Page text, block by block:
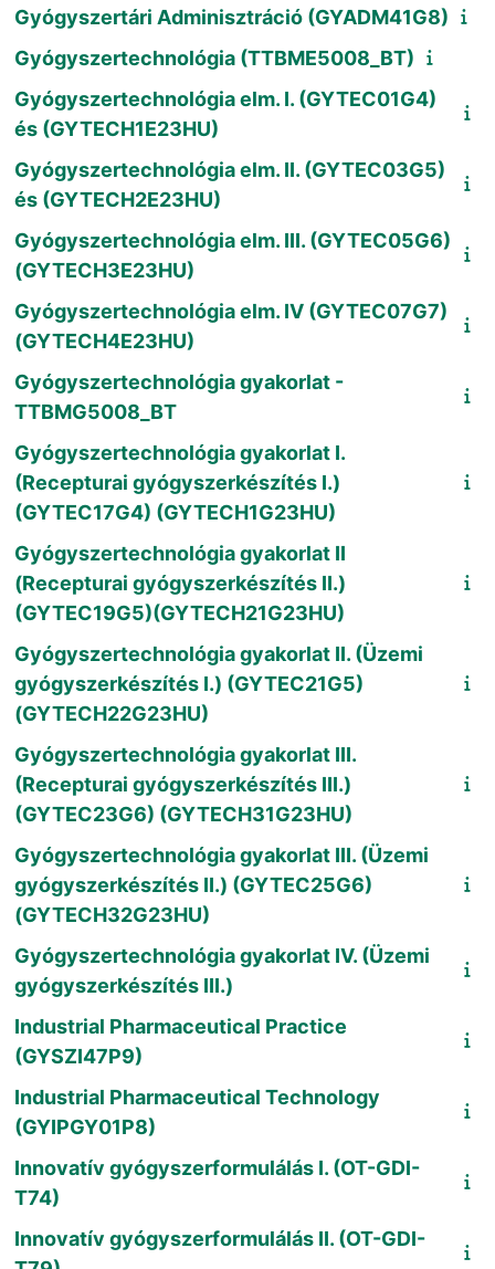
Gyógyszertári Adminisztráció (GYADM41G8)
Gyógyszertechnológia (TTBME5008_BT)
Gyógyszertechnológia elm. I. (GYTEC01G4)
és (GYTECH1E23HU)
Gyógyszertechnológia elm. II. (GYTEC03G5)
és (GYTECH2E23HU)
Gyógyszertechnológia elm. III. (GYTEC05G6)
(GYTECH3E23HU)
Gyógyszertechnológia elm. IV (GYTEC07G7)
(GYTECH4E23HU)
Gyógyszertechnológia gyakorlat -
TTBMG5008_BT
Gyógyszertechnológia gyakorlat I.
(Recepturai gyógyszerkészítés I.)
(GYTEC17G4) (GYTECH1G23HU)
Gyógyszertechnológia gyakorlat II
(Recepturai gyógyszerkészítés II.)
(GYTEC19G5)(GYTECH21G23HU)
Gyógyszertechnológia gyakorlat II. (Üzemi
gyógyszerkészítés I.) (GYTEC21G5)
(GYTECH22G23HU)
Gyógyszertechnológia gyakorlat III.
(Recepturai gyógyszerkészítés III.)
(GYTEC23G6) (GYTECH31G23HU)
Gyógyszertechnológia gyakorlat III. (Üzemi
gyógyszerkészítés II.) (GYTEC25G6)
(GYTECH32G23HU)
Gyógyszertechnológia gyakorlat IV. (Üzemi
gyógyszerkészítés III.)
Industrial Pharmaceutical Practice
(GYSZI47P9)
Industrial Pharmaceutical Technology
(GYIPGY01P8)
Innovatív gyógyszerformulálás I. (OT-GDI-
T74)
Innovatív gyógyszerformulálás II. (OT-GDI-